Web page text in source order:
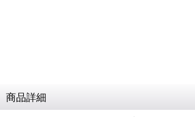
商品詳細